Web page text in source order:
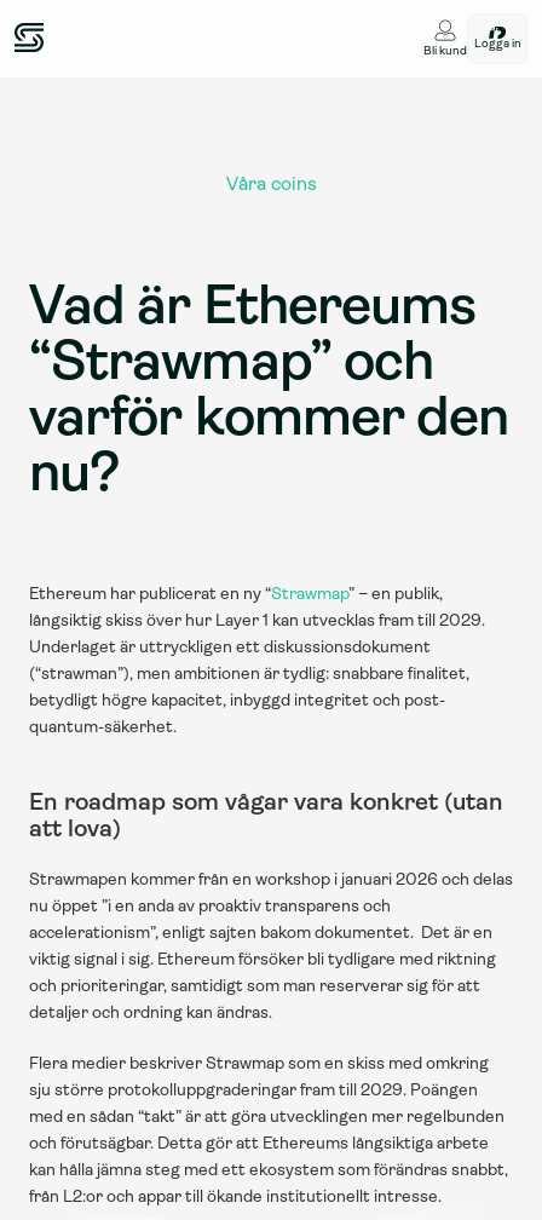
Bli kund
Logga in
Våra coins
Vad är Ethereums
“Strawmap” och
varför kommer den
nu?
Ethereum har publicerat en ny “Strawmap” – en publik,
långsiktig skiss över hur Layer 1 kan utvecklas fram till 2029.
Underlaget är uttryckligen ett diskussionsdokument
(“strawman”), men ambitionen är tydlig: snabbare finalitet,
betydligt högre kapacitet, inbyggd integritet och post-
quantum-säkerhet.
En roadmap som vågar vara konkret (utan
att lova)
Strawmapen kommer från en workshop i januari 2026 och delas
nu öppet ”i en anda av proaktiv transparens och
accelerationism”, enligt sajten bakom dokumentet.  Det är en
viktig signal i sig. Ethereum försöker bli tydligare med riktning
och prioriteringar, samtidigt som man reserverar sig för att
detaljer och ordning kan ändras.
Flera medier beskriver Strawmap som en skiss med omkring
sju större protokolluppgraderingar fram till 2029. Poängen
med en sådan “takt” är att göra utvecklingen mer regelbunden
och förutsägbar. Detta gör att Ethereums långsiktiga arbete
kan hålla jämna steg med ett ekosystem som förändras snabbt,
från L2:or och appar till ökande institutionellt intresse.